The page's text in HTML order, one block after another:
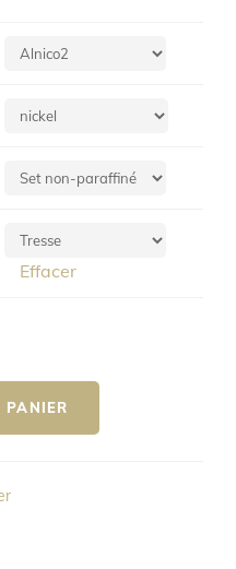
Effacer
PANIER